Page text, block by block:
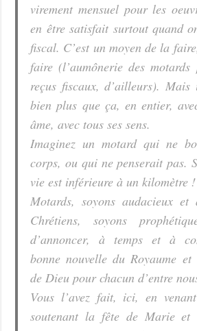
virement mensuel pour les
en être satisfait surtout quand
fiscal. C’est un moyen de la
faire (l’aumônerie des
reçus fiscaux, d’ailleurs). Mais
bien plus que ça, en entier,
âme, avec tous ses sens.
Imaginez un motard qui ne
corps, ou qui ne penserait pas.
vie est inférieure à un kilomètre !
Motards, soyons audacieux
Chrétiens, soyons
d’annoncer, à temps et à
bonne nouvelle du Royaume
de Dieu pour chacun d’entre
Vous l’avez fait, ici, en
soutenant la fête de Marie